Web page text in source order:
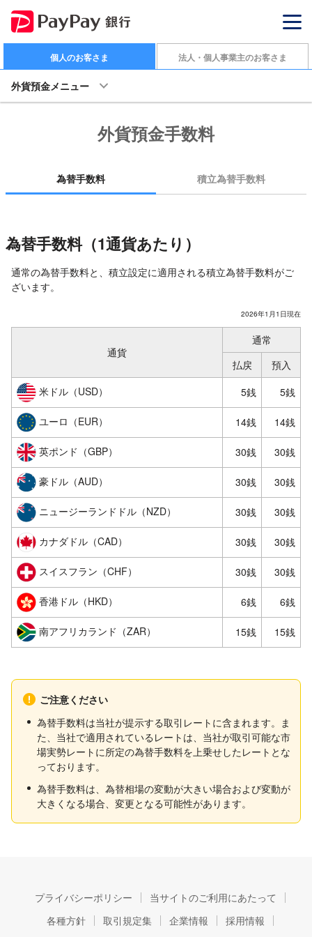
個人のお客さま 法人・個人事業主のお客さま
外貨預金メニュー
外貨預金手数料
為替手数料 積立為替手数料
為替手数料（1通貨あたり）
通常の為替手数料と、積立設定に適用される積立為替手数料がご
ざいます。
2026年1月1日現在
通貨
通常
払戻
預入
米ドル（USD）
5銭 5銭
ユーロ（EUR） 14銭 14銭
英ポンド（GBP） 30銭 30銭
豪ドル（AUD） 30銭 30銭
ニュージーランドドル（NZD） 30銭 30銭
カナダドル（CAD） 30銭 30銭
スイスフラン（CHF） 30銭 30銭
香港ドル（HKD） 6銭 6銭
南アフリカランド（ZAR） 15銭 15銭
ご注意ください
為替手数料は当社が提示する取引レートに含まれます。ま
た、当社で適用されているレートは、当社が取引可能な市
場実勢レートに所定の為替手数料を上乗せしたレートとな
っております。
為替手数料は、為替相場の変動が大きい場合および変動が
大きくなる場合、変更となる可能性があります。
プライバシーポリシー
当サイトのご利用にあたって
各種方針
取引規定集 企業情報
採用情報